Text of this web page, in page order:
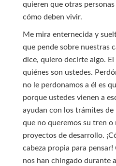
quieren que otras
cómo deben vivir.
Me mira enternecida y
que pende sobre nuestras
dice, quiero decirte algo.
quiénes son ustedes.
no le perdonamos a él es
porque ustedes vienen a
ayudan con los trámites de
que no queremos su tren o
proyectos de desarrollo.
cabeza propia para
nos han chingado durante